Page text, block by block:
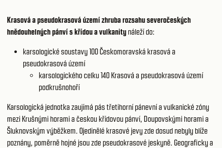
Krasová a pseudokrasová území zhruba rozsahu severočeských
hnědouhelných pánví s křídou a vulkanity náleží do:
karsologické soustavy 100Českomoravská krasová a
pseudokrasová území
karsologického celku 140 Krasová a pseudokrasová území
podkrušnohoří
Karsologická jednotka zaujímá pás třetihorní pánevní a vulkanické zóny
mezi Krušnými horami a českou křídovou pánví, Doupovskými horami a
Šluknovským výběžkem. Ojedinělé krasové jevy zde dosud nebyly blíže
poznány, poměrně hojné jsou zde pseudokrasové jeskyně. Geograficky a